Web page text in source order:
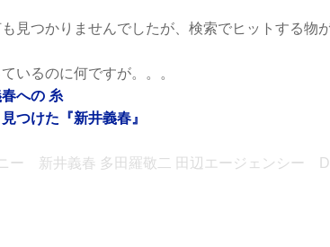
見つかりませんでしたが、検索でヒットする物
いるのに何ですが。。。
への 糸
つけた『新井義春』
ー 新井義春 多田羅敬二 田辺エージェンシー